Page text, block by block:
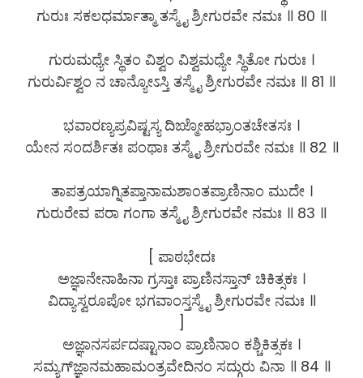
ಗುರುಃ ಸಕಲಧರ್ಮಾತ್ಮಾ ತಸ್ಮೈ ಶ್ರೀಗುರವೇ ನಮಃ ॥ 80 ॥
ಗುರುಮಧ್ಯೇ ಸ್ಥಿತಂ ವಿಶ್ವಂ ವಿಶ್ವಮಧ್ಯೇ ಸ್ಥಿತೋ ಗುರುಃ ।
ಗುರುರ್ವಿಶ್ವಂ ನ ಚಾನ್ಯೋಽಸ್ತಿ ತಸ್ಮೈ ಶ್ರೀಗುರವೇ ನಮಃ ॥ 81 ॥
ಭವಾರಣ್ಯಪ್ರವಿಷ್ಟಸ್ಯ ದಿಙ್ಮೋಹಭ್ರಾಂತಚೇತಸಃ ।
ಯೇನ ಸಂದರ್ಶಿತಃ ಪಂಥಾಃ ತಸ್ಮೈ ಶ್ರೀಗುರವೇ ನಮಃ ॥ 82 ॥
ತಾಪತ್ರಯಾಗ್ನಿತಪ್ತಾನಾಮಶಾಂತಪ್ರಾಣಿನಾಂ ಮುದೇ ।
ಗುರುರೇವ ಪರಾ ಗಂಗಾ ತಸ್ಮೈ ಶ್ರೀಗುರವೇ ನಮಃ ॥ 83 ॥
[ ಪಾಠಭೇದಃ
ಅಜ್ಞಾನೇನಾಹಿನಾ ಗ್ರಸ್ತಾಃ ಪ್ರಾಣಿನಸ್ತಾನ್ ಚಿಕಿತ್ಸಕಃ ।
ವಿದ್ಯಾಸ್ವರೂಪೋ ಭಗವಾಂಸ್ತಸ್ಮೈ ಶ್ರೀಗುರವೇ ನಮಃ ॥
ಅಜ್ಞಾನಸರ್ಪದಷ್ಟಾನಾಂ ಪ್ರಾಣಿನಾಂ ಕಶ್ಚಿಕಿತ್ಸಕಃ ।
ಸಮ್ಯಗ್​ಜ್ಞಾನಮಹಾಮಂತ್ರವೇದಿನಂ ಸದ್ಗುರು ವಿನಾ ॥ 84 ॥